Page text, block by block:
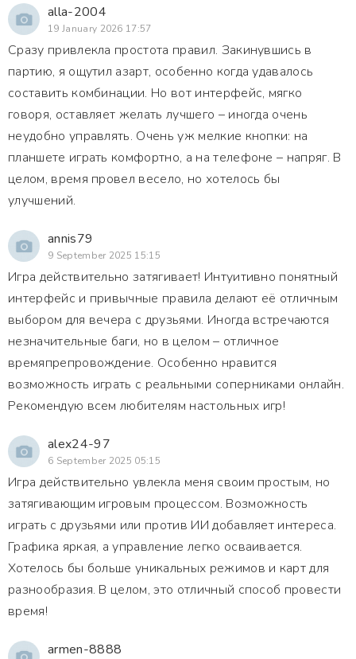
alla-2004
19 January 2026 17:57
Сразу привлекла простота правил. Закинувшись в
партию, я ощутил азарт, особенно когда удавалось
составить комбинации. Но вот интерфейс, мягко
говоря, оставляет желать лучшего – иногда очень
неудобно управлять. Очень уж мелкие кнопки: на
планшете играть комфортно, а на телефоне – напряг. В
целом, время провел весело, но хотелось бы
улучшений.
annis79
9 September 2025 15:15
Игра действительно затягивает! Интуитивно понятный
интерфейс и привычные правила делают её отличным
выбором для вечера с друзьями. Иногда встречаются
незначительные баги, но в целом – отличное
времяпрепровождение. Особенно нравится
возможность играть с реальными соперниками онлайн.
Рекомендую всем любителям настольных игр!
alex24-97
6 September 2025 05:15
Игра действительно увлекла меня своим простым, но
затягивающим игровым процессом. Возможность
играть с друзьями или против ИИ добавляет интереса.
Графика яркая, а управление легко осваивается.
Хотелось бы больше уникальных режимов и карт для
разнообразия. В целом, это отличный способ провести
время!
armen-8888